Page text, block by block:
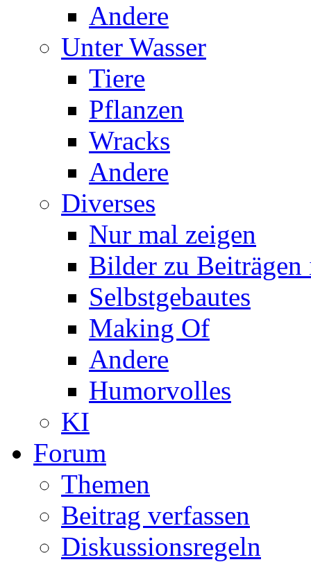
Andere
Unter Wasser
Tiere
Pflanzen
Wracks
Andere
Diverses
Nur mal zeigen
Bilder zu
Selbstgebautes
Making Of
Andere
Humorvolles
KI
Forum
Themen
Beitrag verfassen
Diskussionsregeln